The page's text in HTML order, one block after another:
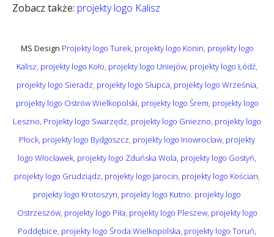
Zobacz także: projekty logo Kalisz
MS Design Projekty logo Turek, projekty logo Konin projekty logo
Kalisz projekty logo Koło projekty logo Uniejów projekty logo Łódź
projekty logo Sieradz projekty logo Słupca projekty logo Września
projekty logo Ostrów Wielkopolski projekty logo Śrem projekty logo
Leszno Projekty logo Swarzędz projekty logo Gniezno projekty logo
Płock projekty logo Bydgoszcz projekty logo Inowrocław projekty
logo Włocławek projekty logo Zduńska Wola projekty logo Gostyń
projekty logo Grudziądz projekty logo Jarocin projekty logo Kościan
projekty logo Krotoszyn projekty logo Kutno projekty logo
Ostrzeszów, projekty logo Piła projekty logo Pleszew, projekty logo
Poddębice projekty logo Środa Wielkopolska projekty logo Toruń